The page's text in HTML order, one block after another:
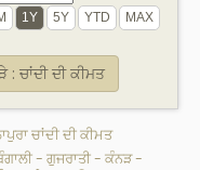
ਚਾਂਦੀ ਦੀ ਕੀਮਤ
ਚਾਂਦੀ ਦੀ ਕੀਮਤ
- ਗੁਜਰਾਤੀ- ਕੰਨੜ-